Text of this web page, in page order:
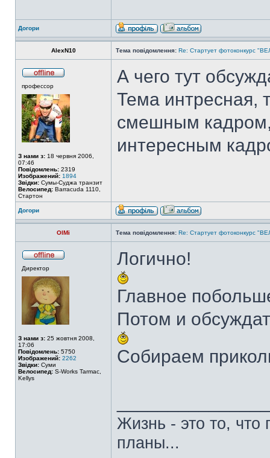
Догори
AlexN10 Тема повідомлення: Re: Стартует фотоконкурс
профессор
З нами з: 18 червня 2006,
07:46
Повідомлень: 2319
Изображений: 1894
Звідки: Сумы-Суджа транзит
Велосипед: Barracuda 1110,
Стартон
А чего тут
Тема интресная,
смешным
интересным
Догори
OlMi Тема повідомлення: Re: Стартует фотоконкурс
Директор
З нами з: 25 жовтня 2008,
17:06
Повідомлень: 5750
Изображений: 2262
Звідки: Суми
Велосипед: S-Works Tarmac,
Kellys
Логично!
Главное
Потом и
Собираем
Жизнь - это то,
планы...